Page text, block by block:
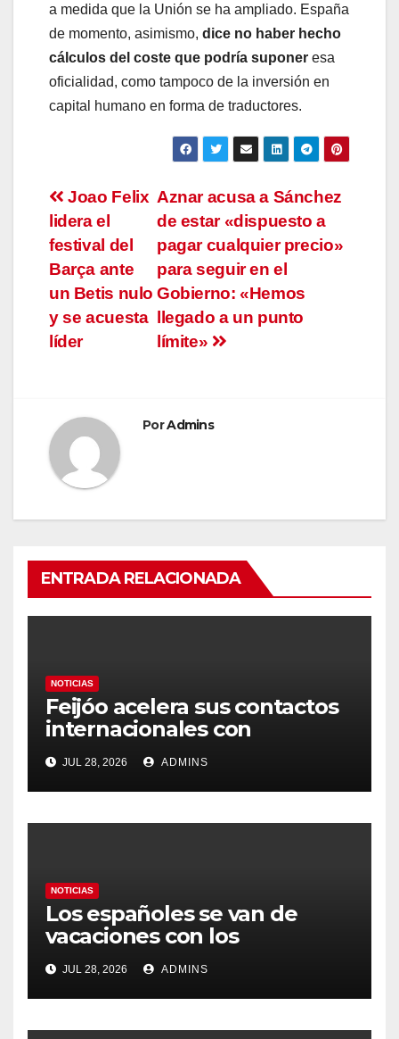
a medida que la Unión se ha ampliado. España
de momento, asimismo, dice no haber hecho
cálculos del coste que podría suponer esa
oficialidad, como tampoco de la inversión en
capital humano en forma de traductores.
Navegación
de
entradas
Aznar acusa a Sánchez
de estar «dispuesto a
pagar cualquier precio»
para seguir en el
Gobierno: «Hemos
llegado a un punto
límite»
Joao Felix
lidera el
festival del
Barça ante
un Betis nulo
y se acuesta
líder
PorAdmins
ENTRADA RELACIONADA
NOTICIAS
Feijóo acelera sus contactos
internacionales con
Latinoamérica como socio
prioritario en su agenda de
gobierno
JUL 28, 2026 ADMINS
NOTICIAS
Los españoles se van de
vacaciones con los
carburantes hasta un 21%
más caros que el año pasado
y los hoteles disparados
JUL 28, 2026 ADMINS